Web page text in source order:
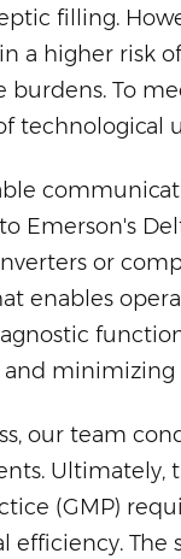
filling.
a higher risk
To
technological
Emerson's
or
enables
minimizing
our team
Ultimately,
(GMP)
efficiency.